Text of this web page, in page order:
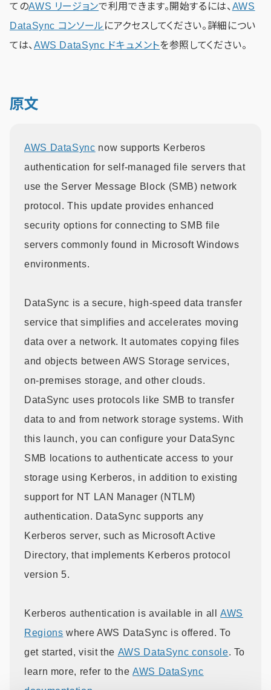
てのAWS リージョンで利用できます。開始するには、 AWS
DataSync コンソール にアクセスしてください。詳細につい
ては、 AWS DataSync ドキュメントを参照してください。
原文
AWS DataSync now supports Kerberos
authentication for self-managed file servers that
use the Server Message Block (SMB) network
protocol. This update provides enhanced
security options for connecting to SMB file
servers commonly found in Microsoft Windows
environments.
DataSync is a secure, high-speed data transfer
service that simplifies and accelerates moving
data over a network. It automates copying files
and objects between AWS Storage services,
on-premises storage, and other clouds.
DataSync uses protocols like SMB to transfer
data to and from network storage systems. With
this launch, you can configure your DataSync
SMB locations to authenticate access to your
storage using Kerberos, in addition to existing
support for NT LAN Manager (NTLM)
authentication. DataSync supports any
Kerberos server, such as Microsoft Active
Directory, that implements Kerberos protocol
version 5.
Kerberos authentication is available in allAWS
Regions where AWS DataSync is offered. To
get started, visit the AWS DataSync console. To
learn more, refer to the AWS DataSync